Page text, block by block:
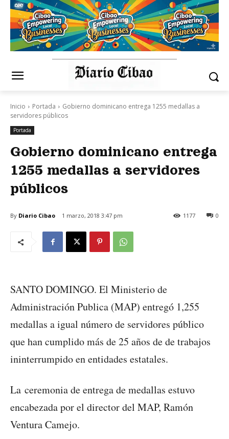
Inicio Portada
Gobierno dominicano entrega 1255 medallas a
servidores públicos
Portada
Gobierno dominicano entrega
1255 medallas a servidores
públicos
By Diario Cibao 1 marzo, 2018 3:47 pm 0
1177
SANTO DOMINGO. El Ministerio de
Administración Publica (MAP) entregó 1,255
medallas a igual número de servidores público
que han cumplido más de 25 años de de trabajos
ininterrumpido en entidades estatales.
La ceremonia de entrega de medallas estuvo
encabezada por el director del MAP, Ramón
Ventura Camejo.